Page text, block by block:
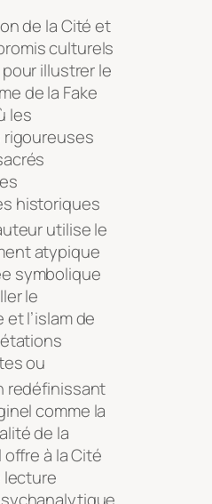
de la Cité et
culturels
illustrer le
de la Fake
les
historiques
utilise le
atypique
symbolique
le
l’islam de
ou
redéfinissant
comme la
de la
à la Cité
lecture